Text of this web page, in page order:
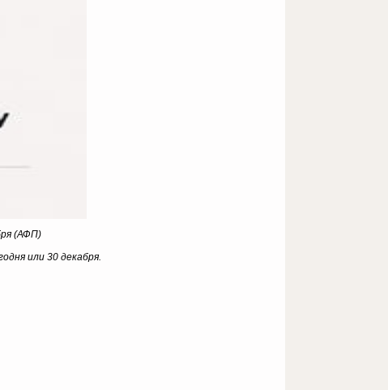
(АФП)
или 30 декабря.